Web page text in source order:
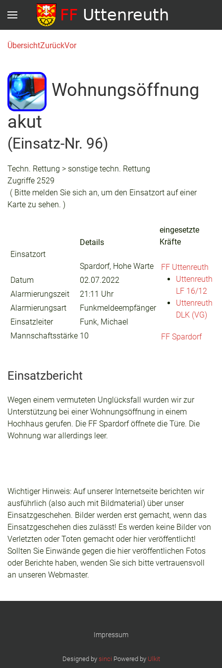
ÜbersichtZurückVor
Wohnungsöffnung
akut
(Einsatz-Nr. 96)
Techn. Rettung > sonstige techn. Rettung
Zugriffe 2529
( Bitte melden Sie sich an, um den Einsatzort auf einer
Karte zu sehen. )
Einsatzort
Details
Spardorf, Hohe Warte
Datum
02.07.2022
Alarmierungszeit
21:11 Uhr
Alarmierungsart
Funkmeldeempfänger
Einsatzleiter
Funk, Michael
Mannschaftsstärke 10
eingesetzte
Kräfte
FF Uttenreuth
Uttenreuth
LF 16/12
Uttenreuth
DLK (VG)
FF Spardorf
Einsatzbericht
Wegen einem vermuteten Unglücksfall wurden wir zur
Unterstützung bei einer Wohnungsöffnung in einem
Hochhaus gerufen. Die FF Spardorf öffnete die Türe. Die
Wohnung war allerdings leer.
Wichtiger Hinweis: Auf unserer Internetseite berichten wir
ausführlich (also auch mit Bildmaterial) über unser
Einsatzgeschehen. Bilder werden erst gemacht, wenn das
Einsatzgeschehen dies zulässt! Es werden keine Bilder von
Verletzten oder Toten gemacht oder hier veröffentlicht!
Sollten Sie Einwände gegen die hier veröffentlichen Fotos
oder Berichte haben, wenden Sie sich bitte vertrauensvoll
an unseren Webmaster.
Impressum
Designed by sinci Powered by Ulkit